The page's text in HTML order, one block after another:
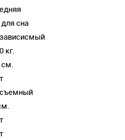
для сна
кг.
см.